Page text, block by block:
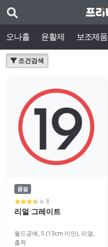
오나홀 윤활제 보조제품
조건검색
품절
8
리얼 그레이트
월드공예,S (13cm 미만), 리얼,
흡착